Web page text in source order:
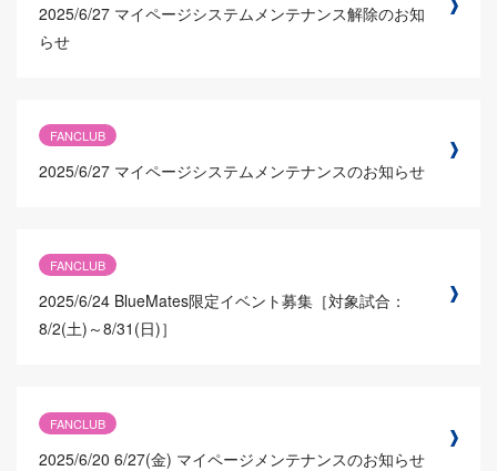
2025/6/27 マイページシステムメンテナンス解除のお知
らせ
FANCLUB
2025/6/27 マイページシステムメンテナンスのお知らせ
FANCLUB
2025/6/24 BlueMates限定イベント募集［対象試合：
8/2(土)～8/31(日)］
FANCLUB
2025/6/20 6/27(金) マイページメンテナンスのお知らせ